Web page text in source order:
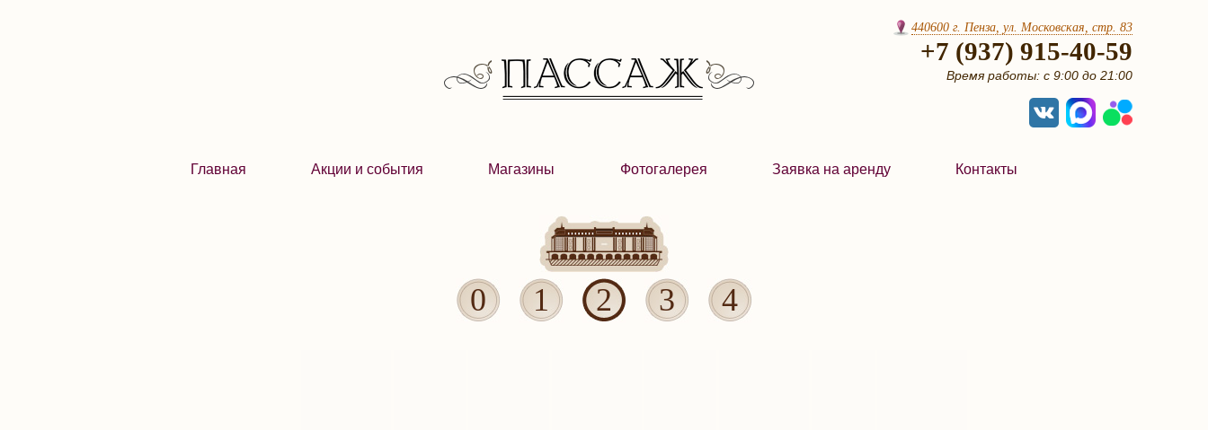
440600 г. Пенза, ул. Московская, стр. 83
+7 (937) 915-40-59
Время работы: с 9:00 до 21:00
Главная Акции и события Магазины Фотогалерея Заявка на аренду Контакты
0 1 2 3 4